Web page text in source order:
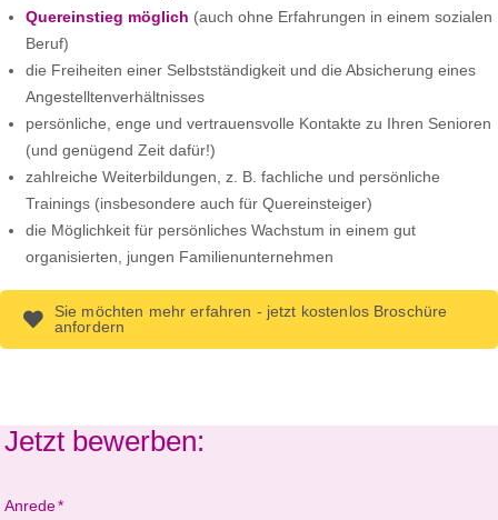
Quereinstieg möglich (auch ohne Erfahrungen in einem sozialen
Beruf)
die Freiheiten einer Selbstständigkeit und die Absicherung eines
Angestelltenverhältnisses
persönliche, enge und vertrauensvolle Kontakte zu Ihren Senioren
(und genügend Zeit dafür!)
zahlreiche Weiterbildungen, z. B. fachliche und persönliche
Trainings (insbesondere auch für Quereinsteiger)
die Möglichkeit für persönliches Wachstum in einem gut
organisierten, jungen Familienunternehmen
Sie möchten mehr erfahren - jetzt kostenlos Broschüre
anfordern
Jetzt bewerben:
Anrede*